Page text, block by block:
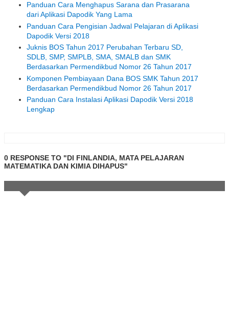
Panduan Cara Menghapus Sarana dan Prasarana
dari Aplikasi Dapodik Yang Lama
Panduan Cara Pengisian Jadwal Pelajaran di Aplikasi
Dapodik Versi 2018
Juknis BOS Tahun 2017 Perubahan Terbaru SD,
SDLB, SMP, SMPLB, SMA, SMALB dan SMK
Berdasarkan Permendikbud Nomor 26 Tahun 2017
Komponen Pembiayaan Dana BOS SMK Tahun 2017
Berdasarkan Permendikbud Nomor 26 Tahun 2017
Panduan Cara Instalasi Aplikasi Dapodik Versi 2018
Lengkap
0 RESPONSE TO "DI FINLANDIA, MATA PELAJARAN
MATEMATIKA DAN KIMIA DIHAPUS"